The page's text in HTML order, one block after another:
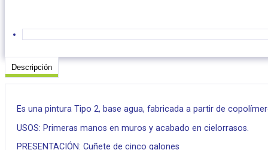
Descripción
Es una pintura Tipo 2, base agua, fabricada a partir de
USOS: Primeras manos en muros y acabado en cielorrasos.
PRESENTACIÓN: Cuñete de cinco galones